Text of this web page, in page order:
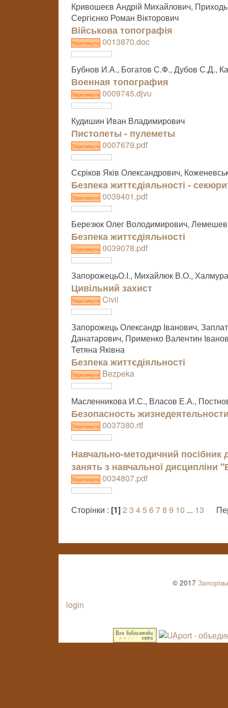
Кривошеєв Андрій Михайлович,
Сергієнко Роман Вікторович
Військова топографія
Переглянути 0013870.doc
Бубнов И.А., Богатов С.Ф., Дубов С.Д.,
Военная топография
Переглянути 0009745.djvu
Кудишин Иван Владимирович
Пистолеты - пулеметы
Переглянути 0007679.pdf
Сєріков Яків Олександрович,
Безпека життєдіяльності -
Переглянути 0039401.pdf
Березюк Олег Володимирович,
Безпека життєдіяльності
Переглянути 0039078.pdf
ЗапорожецьО.І., Михайлюк В.О.,
Цивільний захист
Переглянути Civil
Запорожець Олександр Іванович,
Данатарович, Применко Валентин
Тетяна Яківна
Безпека життєдіяльності
Переглянути Bezpeka
Масленникова И.С., Власов Е.А.,
Безопасность
Переглянути 0037380.rtf
Навчально-методичний посібник
занять з навчальної дисципліни
Переглянути 0034807.pdf
Сторінки : [1]2 3 45 6 78 9 10 ... 13
© 2017
login